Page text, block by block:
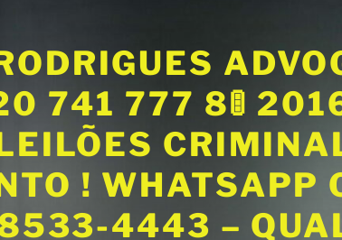
741 777 8🚦
! WHATSAPP
4443 –